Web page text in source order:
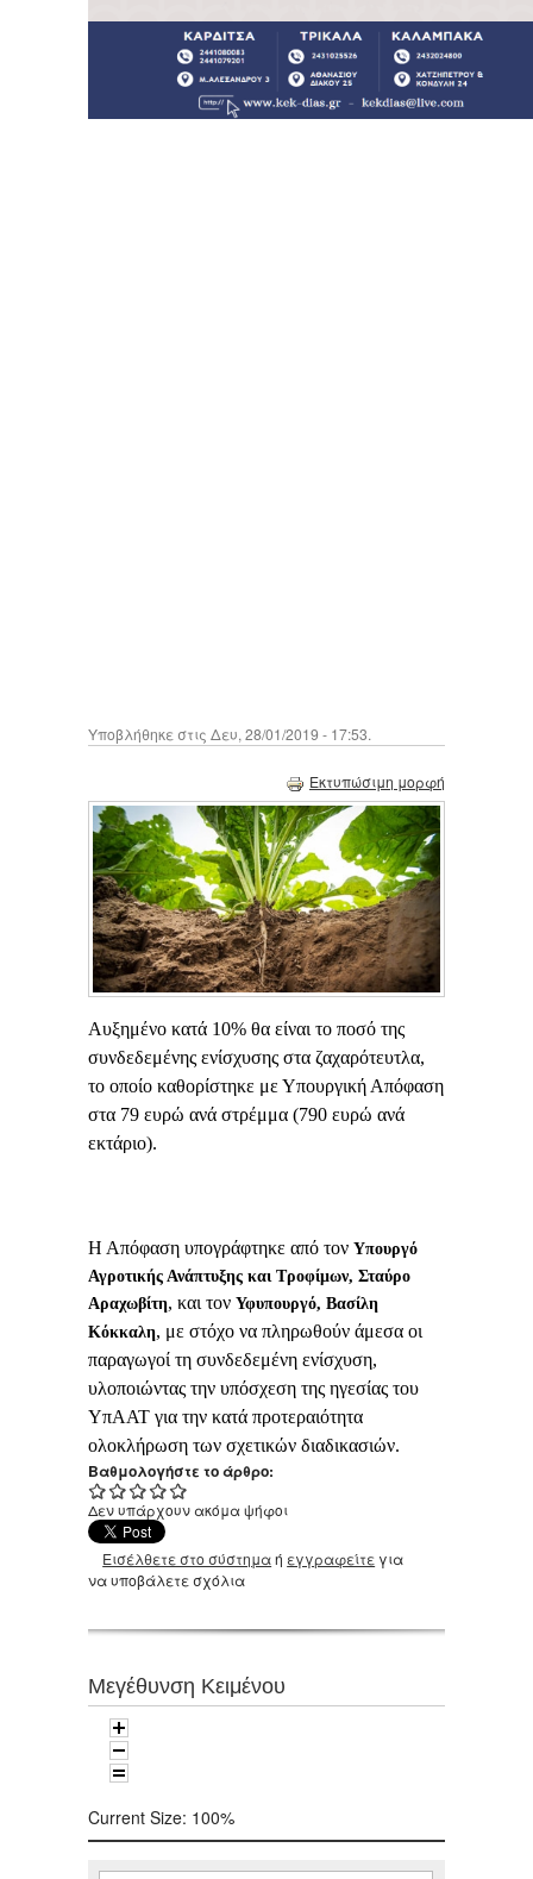
Υποβλήθηκε στις Δευ, 28/01/2019 - 17:53.
Εκτυπώσιμη μορφή
Αυξημένο κατά 10% θα είναι το ποσό της
συνδεδεμένης ενίσχυσης στα ζαχαρότευτλα,
το οποίο καθορίστηκε με Υπουργική Απόφαση
στα 79 ευρώ ανά στρέμμα (790 ευρώ ανά
εκτάριο).
Η Απόφαση υπογράφτηκε από τον Υπουργό
Αγροτικής Ανάπτυξης και Τροφίμων, Σταύρο
Αραχωβίτη, και τον Υφυπουργό, Βασίλη
Κόκκαλη, με στόχο να πληρωθούν άμεσα οι
παραγωγοί τη συνδεδεμένη ενίσχυση,
υλοποιώντας την υπόσχεση της ηγεσίας του
ΥπΑΑΤ για την κατά προτεραιότητα
ολοκλήρωση των σχετικών διαδικασιών.
Βαθμολογήστε το άρθρο:
Δεν υπάρχουν ακόμα ψήφοι
Εισέλθετε στο σύστημαή εγγραφείτε για
να υποβάλετε σχόλια
Μεγέθυνση Κειμένου
Current Size: 100%
Αναζήτηση